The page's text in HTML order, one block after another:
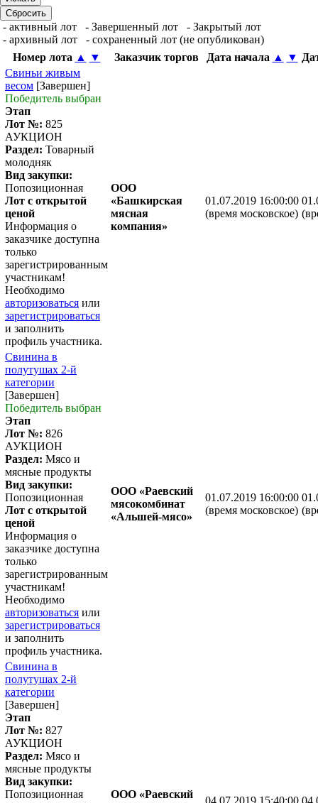
- активный лот - Завершенный лот
- Закрытый лот
- архивный лот
- сохраненный лот (не опубликован)
Номер лота ▲ ▼ Заказчик торгов Дата начала ▲ ▼
Свиньи живым
весом [Завершен]
Победитель выбран
Этап
Лот №: 825
АУКЦИОН
Раздел: Товарный
молодняк
Вид закупки:
Попозиционная
Лот с открытой
ценой
Информация о
заказчике доступна
только
зарегистрированным
участникам!
Необходимо
авторизоваться или
зарегистрироваться
и заполнить
профиль участника.
ООО
«Башкирская
мясная
компания»
01.07.2019 16:00:00
(время московское)
Свинина в
полутушах 2-й
категории
[Завершен]
Победитель выбран
Этап
Лот №: 826
АУКЦИОН
Раздел: Мясо и
мясные продукты
Вид закупки:
Попозиционная
Лот с открытой
ценой
Информация о
заказчике доступна
только
зарегистрированным
участникам!
Необходимо
авторизоваться или
зарегистрироваться
и заполнить
профиль участника.
ООО «Раевский
мясокомбинат
«Альшей-мясо»
01.07.2019 16:00:00
(время московское)
Свинина в
полутушах 2-й
категории
[Завершен]
Этап
Лот №: 827
АУКЦИОН
Раздел: Мясо и
мясные продукты
Вид закупки:
Попозиционная
ООО «Раевский
04.07.2019 15:40:00